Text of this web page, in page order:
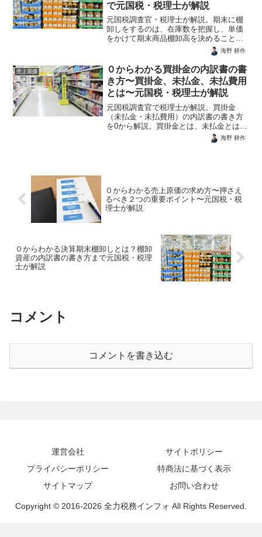
で元国税・税理士が解説
元国税調査官・税理士が解説。期末に棚
卸しをするのは、在庫数を把握し、単価
をかけて期末商品棚卸高を決めることが
目的だ。売上原価を算出するためには期
末棚卸高が必要だからだ。必ず実地棚卸
しを実施し期末の在庫を確定させる必要
がある。最後に棚卸資産の内訳書を作成
する。
海野 耕作
売上原価
０からわかる買掛金の内訳書の書
き方〜買掛金、未払金、未払費用
とは〜元国税・税理士が解説
元国税調査官で税理士が解説。買掛金
（未払金・未払費用）の内訳書の書き方
を0から解説。買掛金とは、未払金とは、
未払費用とは、買掛金と未払金の違い、
未払金と未払費用の違いを理解し、税務
海野 耕作
０からわかる売上原価の求め方〜押さえ
るべき２つの重要ポイント〜元国税・税
理士が解説
０からわかる決算期末棚卸しとは？棚卸
資産の内訳書の書き方まで元国税・税理
士が解説
コメント
コメントを書き込む
運営会社
サイトポリシー
プライバシーポリシー
特商法に基づく表示
サイトマップ
お問い合わせ
Copyright © 2016-2026 全力税務インフォ All Rights Reserved.